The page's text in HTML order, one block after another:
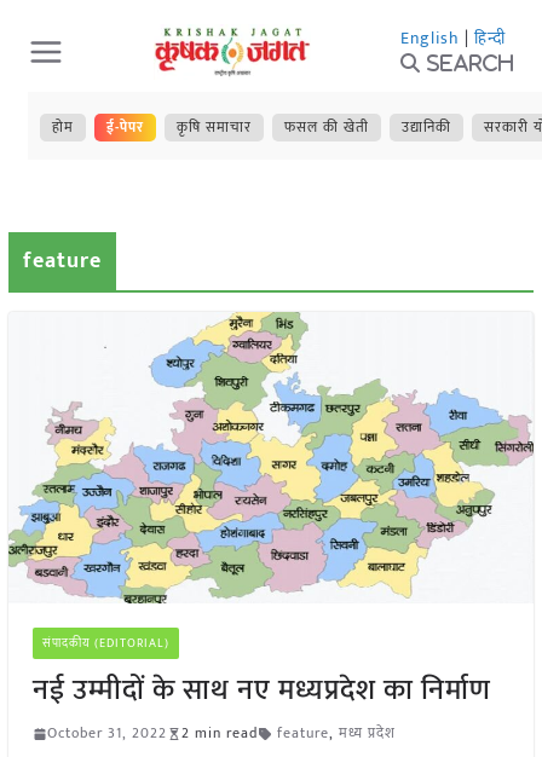
Skip
to
content
English | हिन्दी
Search
होम ई-पेपर कृषि समाचार फसल की खेती उद्यानिकी सरकारी
feature
संपादकीय (EDITORIAL)
नई उम्मीदों के साथ नए मध्यप्रदेश का निर्माण
October 31, 2022 2 min read feature, मध्य प्रदेश